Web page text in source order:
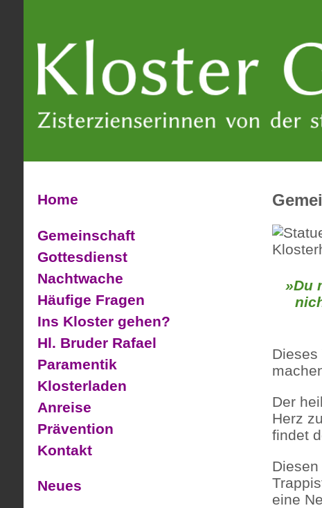
Home
Gemeinschaft
Gottesdienst
Nachtwache
Häufige Fragen
Ins Kloster gehen?
Hl. Bruder Rafael
Paramentik
Klosterladen
Anreise
Prävention
Kontakt
Neues
»Du
Der
Herz
findet
eine